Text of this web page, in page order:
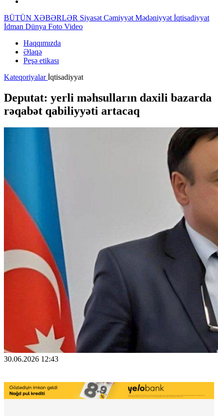
BÜTÜN XƏBƏRLƏR Siyasət Cəmiyyət Mədəniyyət İqtisadiyyat
İdman Dünya Foto Video
Haqqımızda
Əlaqə
Peşə etikası
Kateqoriyalarİqtisadiyyat
Deputat: yerli məhsulların daxili bazarda
rəqabət qabiliyyəti artacaq
30.06.2026 12:43